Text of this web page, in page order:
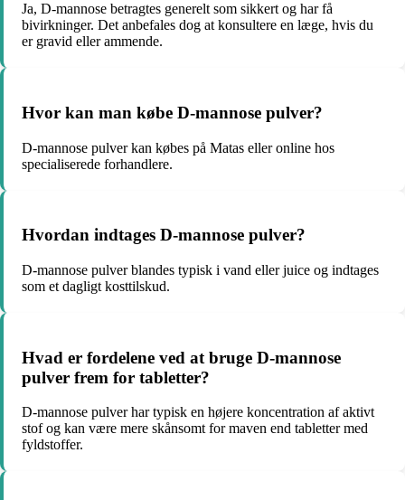
Ja, D-mannose betragtes generelt som sikkert og har få
bivirkninger. Det anbefales dog at konsultere en læge, hvis du
er gravid eller ammende.
Hvor kan man købe D-mannose pulver?
D-mannose pulver kan købes på Matas eller online hos
specialiserede forhandlere.
Hvordan indtages D-mannose pulver?
D-mannose pulver blandes typisk i vand eller juice og indtages
som et dagligt kosttilskud.
Hvad er fordelene ved at bruge D-mannose
pulver frem for tabletter?
D-mannose pulver har typisk en højere koncentration af aktivt
stof og kan være mere skånsomt for maven end tabletter med
fyldstoffer.